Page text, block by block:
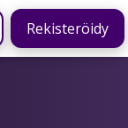
Rekisteröidy